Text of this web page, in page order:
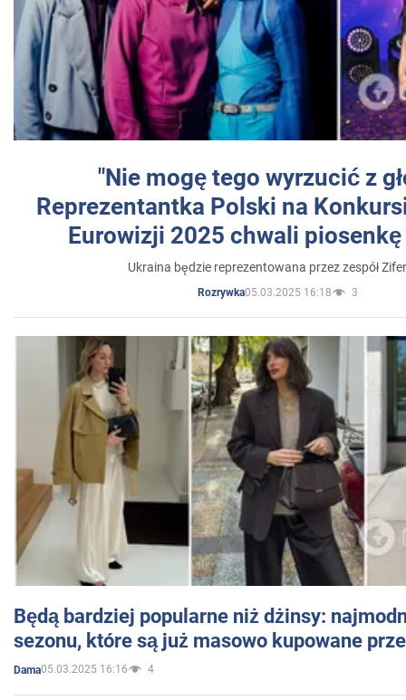
"Nie mogę tego wyrzucić z
Reprezentantka Polski na
Eurowizji 2025 chwali
Ukraina będzie reprezentowana przez zespół
Rozrywka05.03.2025 16:18 3
Będą bardziej popularne niż dżinsy:
sezonu, które są już masowo kupowane
Dama05.03.2025 16:16 4